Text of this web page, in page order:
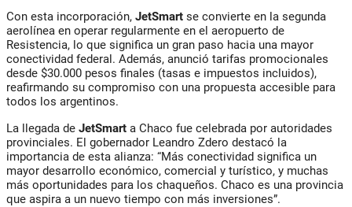
Con esta incorporación, JetSmart se convierte en la segunda
aerolínea en operar regularmente en el aeropuerto de
Resistencia, lo que significa un gran paso hacia una mayor
conectividad federal. Además, anunció tarifas promocionales
desde $30.000 pesos finales (tasas e impuestos incluidos),
reafirmando su compromiso con una propuesta accesible para
todos los argentinos.
La llegada de JetSmart a Chaco fue celebrada por autoridades
provinciales. El gobernador Leandro Zdero destacó la
importancia de esta alianza: “Más conectividad significa un
mayor desarrollo económico, comercial y turístico, y muchas
más oportunidades para los chaqueños. Chaco es una provincia
que aspira a un nuevo tiempo con más inversiones”.